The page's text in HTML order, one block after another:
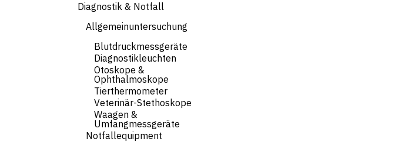
Diagnostik & Notfall
Allgemeinuntersuchung
Blutdruckmessgeräte
Diagnostikleuchten
Otoskope &
Ophthalmoskope
Tierthermometer
Veterinär-Stethoskope
Waagen &
Umfangmessgeräte
Notfallequipment